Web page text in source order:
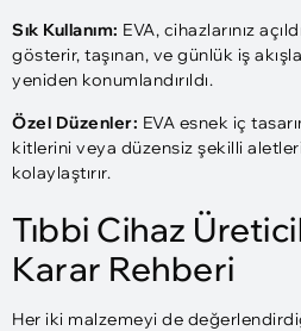
Sık Kullanım: EVA, cihazlarınız
gösterir, taşınan, ve günlük iş
yeniden konumlandırıldı.
Özel Düzenler: EVA esnek iç
kitlerini veya düzensiz şekilli
kolaylaştırır.
Tıbbi Cihaz
Karar Rehberi
Her iki malzemeyi de